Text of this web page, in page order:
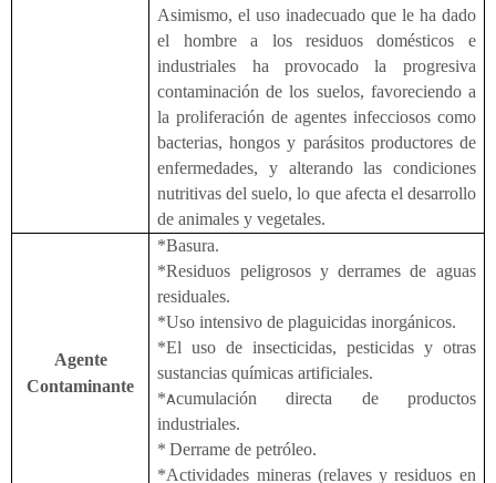
Asimismo, el uso inadecuado que le ha dado
el hombre a los residuos domésticos e
industriales ha provocado la progresiva
contaminación de los suelos, favoreciendo a
la proliferación de agentes infecciosos como
bacterias, hongos y parásitos productores de
enfermedades, y alterando las condiciones
nutritivas del suelo, lo que afecta el desarrollo
de animales y vegetales.
Agente
Contaminante
*Basura.
*Residuos peligrosos y derrames de aguas
residuales.
*Uso intensivo de plaguicidas inorgánicos.
*El uso de insecticidas, pesticidas y otras
sustancias químicas artificiales.
*Acumulación directa de productos
industriales.
* Derrame de petróleo.
*Actividades mineras (relaves y residuos en